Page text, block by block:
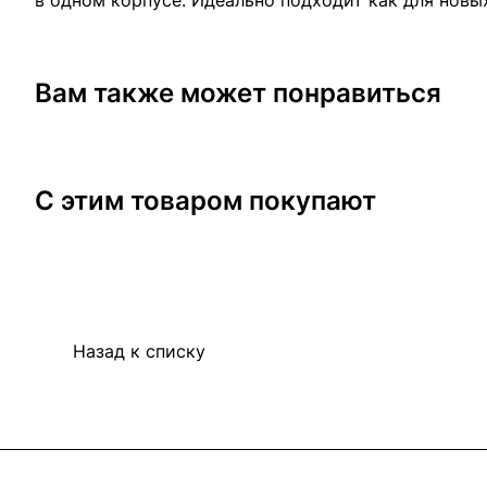
Вам также может понравиться
С этим товаром покупают
Назад к списку